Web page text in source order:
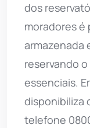
dos
moradores é
armazenada
reservando
essenciais.
disponibiliza
telefone